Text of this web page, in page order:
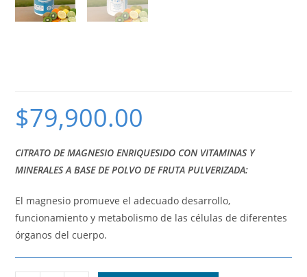
$79,900.00
CITRATO DE MAGNESIO ENRIQUESIDO CON VITAMINAS Y
MINERALES A BASE DE POLVO DE FRUTA PULVERIZADA:
El magnesio promueve el adecuado desarrollo,
funcionamiento y metabolismo de las células de diferentes
órganos del cuerpo.